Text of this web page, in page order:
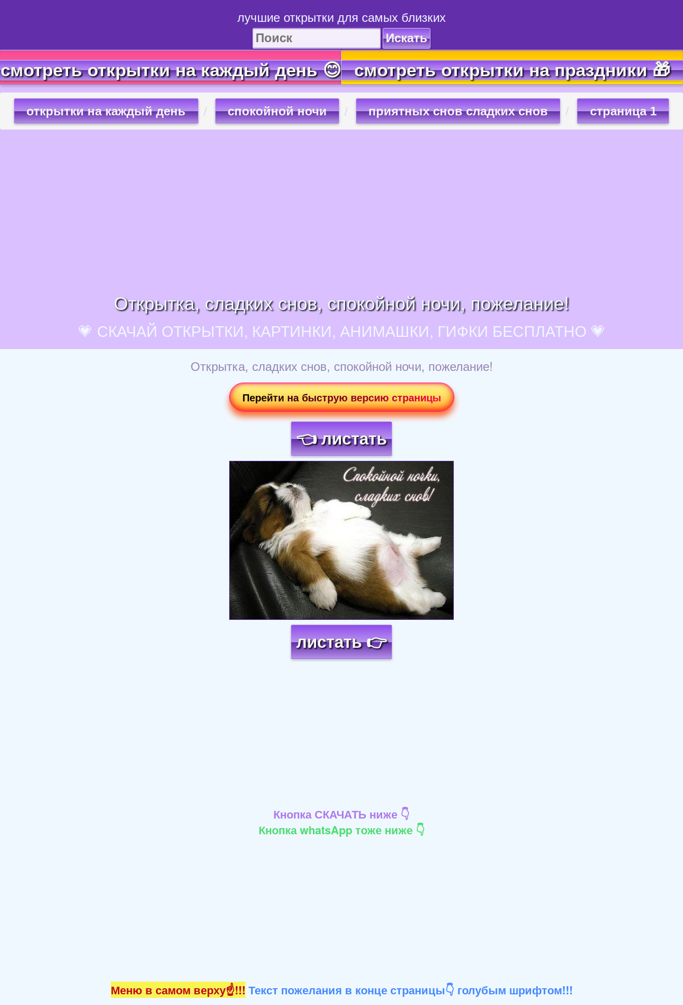
лучшие открытки для самых близких
Искать
смотреть открытки на каждый день 😊 смотреть открытки на праздники 🎁
открытки на каждый день спокойной ночи приятных снов сладких снов страница 1
Открытка, сладких снов, спокойной ночи, пожелание!
💗 СКАЧАЙ ОТКРЫТКИ, КАРТИНКИ, АНИМАШКИ, ГИФКИ БЕСПЛАТНО 💗
Открытка, сладких снов, спокойной ночи, пожелание!
Перейти на быструю версию страницы
👈 листать
Загрузка картинки...
листать 👉
Кнопка СКАЧАТЬ ниже 👇
Кнопка whatsApp тоже ниже 👇
Меню в самом верху☝!!! Текст пожелания в конце страницы👇 голубым шрифтом!!!